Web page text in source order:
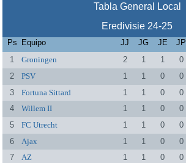
Tabla General Local
Eredivisie 24-25
Ps Equipo JJ JG JE JP
1
Groningen 2 1 1 0
2
PSV 1 1 0 0
3
Fortuna Sittard 1 1 0 0
4
Willem II 1 1 0 0
5
FC Utrecht 1 1 0 0
6
Ajax 1 1 0 0
7
AZ 1 1 0 0